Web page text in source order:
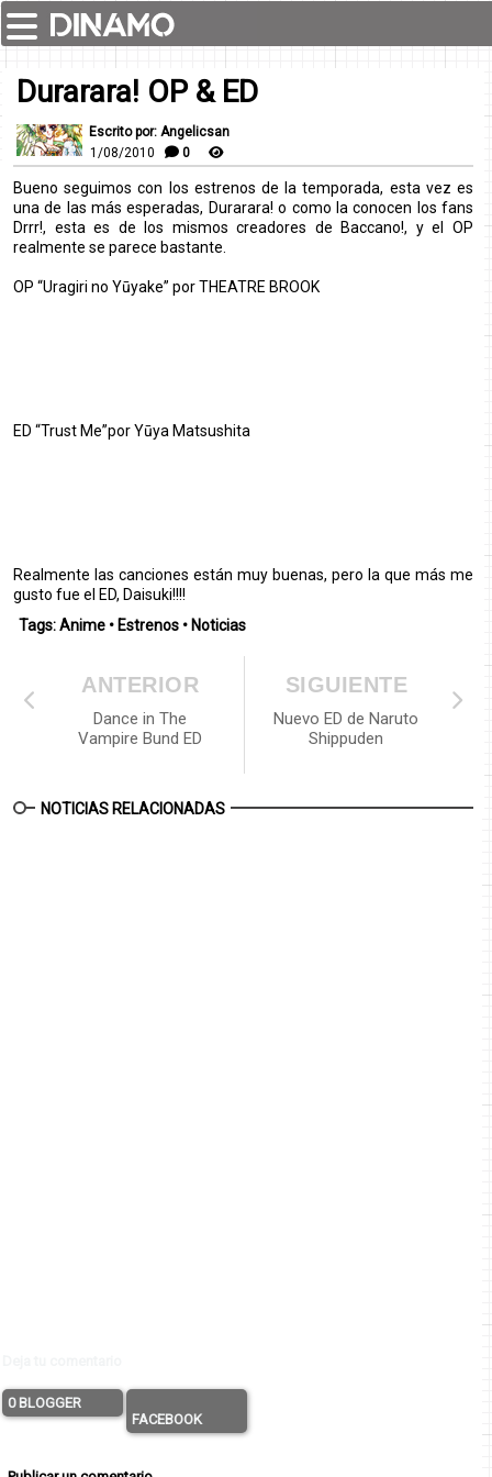
Durarara! OP & ED
Escrito por: Angelicsan
1/08/2010
0
Bueno seguimos con los estrenos de la temporada, esta vez es
una de las más esperadas, Durarara! o como la conocen los fans
Drrr!, esta es de los mismos creadores de Baccano!, y el OP
realmente se parece bastante.
OP “Uragiri no Yūyake” por THEATRE BROOK
ED “Trust Me”por Yūya Matsushita
Realmente las canciones están muy buenas, pero la que más me
gusto fue el ED, Daisuki!!!!
Tags:Anime • Estrenos • Noticias
SIGUIENTE
Nuevo ED de Naruto
Shippuden
ANTERIOR
Dance in The
Vampire Bund ED
NOTICIAS RELACIONADAS
0 BLOGGER
FACEBOOK